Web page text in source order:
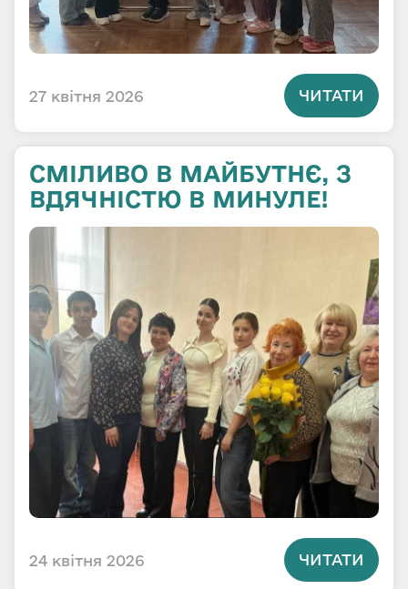
27 квітня 2026 ЧИТАТИ
СМІЛИВО В МАЙБУТНЄ, З
ВДЯЧНІСТЮ В МИНУЛЕ!
24 квітня 2026 ЧИТАТИ